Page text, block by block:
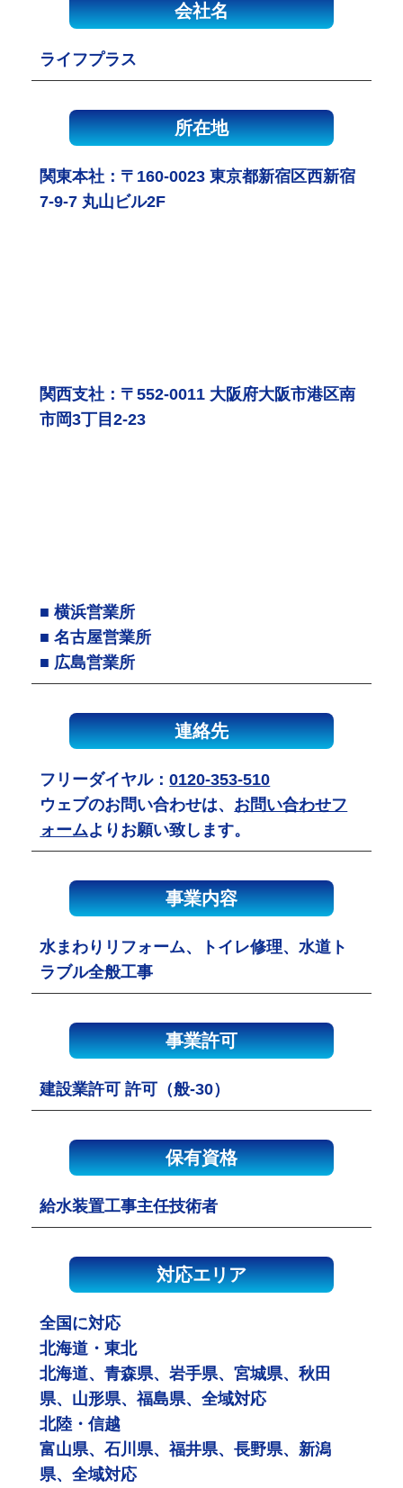
会社名
ライフプラス
所在地
関東本社：〒160-0023 東京都新宿区西新宿
7-9-7 丸山ビル2F
関西支社：〒552-0011 大阪府大阪市港区南
市岡3丁目2-23
■ 横浜営業所
■ 名古屋営業所
■ 広島営業所
連絡先
フリーダイヤル：0120-353-510
ウェブのお問い合わせは、 お問い合わせフ
ォームよりお願い致します。
事業内容
水まわりリフォーム、トイレ修理、水道ト
ラブル全般工事
事業許可
建設業許可 許可（般-30）
保有資格
給水装置工事主任技術者
対応エリア
全国に対応
北海道・東北
北海道、青森県、岩手県、宮城県、秋田
県、山形県、福島県、全域対応
北陸・信越
富山県、石川県、福井県、長野県、新潟
県、全域対応